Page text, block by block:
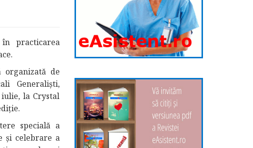
practicarea
organizată de
Generaliști,
la Crystal
specială a
și celebrare a